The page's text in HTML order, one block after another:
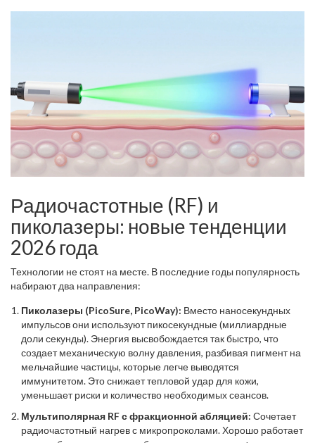
Радиочастотные (RF) и
пиколазеры: новые тенденции
2026 года
Технологии не стоят на месте. В последние годы популярность
набирают два направления:
Пиколазеры (PicoSure, PicoWay): Вместо наносекундных
импульсов они используют пикосекундные (миллиардные
доли секунды). Энергия высвобождается так быстро, что
создает механическую волну давления, разбивая пигмент на
мельчайшие частицы, которые легче выводятся
иммунитетом. Это снижает тепловой удар для кожи,
уменьшает риски и количество необходимых сеансов.
Мультиполярная RF с фракционной абляцией: Сочетает
радиочастотный нагрев с микропроколами. Хорошо работает